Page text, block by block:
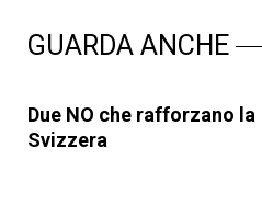
GUARDA ANCHE
Due NO che rafforzano la
Svizzera